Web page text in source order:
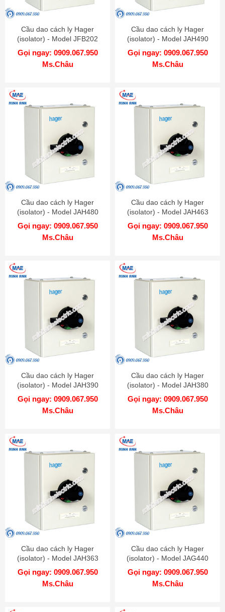
Cầu dao cách ly Hager
(isolator) - Model JFB202
Gọi ngay: 0909.067.950
Ms.Châu
Cầu dao cách ly Hager
(isolator) - Model JAH490
Gọi ngay: 0909.067.950
Ms.Châu
Cầu dao cách ly Hager
(isolator) - Model JAH480
Gọi ngay: 0909.067.950
Ms.Châu
Cầu dao cách ly Hager
(isolator) - Model JAH463
Gọi ngay: 0909.067.950
Ms.Châu
Cầu dao cách ly Hager
(isolator) - Model JAH390
Gọi ngay: 0909.067.950
Ms.Châu
Cầu dao cách ly Hager
(isolator) - Model JAH380
Gọi ngay: 0909.067.950
Ms.Châu
Cầu dao cách ly Hager
(isolator) - Model JAH363
Gọi ngay: 0909.067.950
Ms.Châu
Cầu dao cách ly Hager
(isolator) - Model JAG440
Gọi ngay: 0909.067.950
Ms.Châu